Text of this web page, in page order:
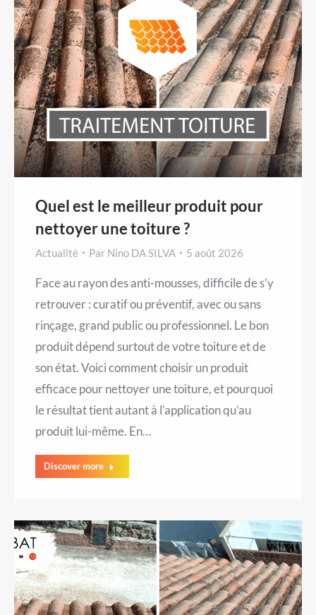
Quel est le meilleur produit pour
nettoyer une toiture ?
Actualité Par Nino DA SILVA 5 août 2026
Face au rayon des anti-mousses, difficile de s’y
retrouver : curatif ou préventif, avec ou sans
rinçage, grand public ou professionnel. Le bon
produit dépend surtout de votre toiture et de
son état. Voici comment choisir un produit
efficace pour nettoyer une toiture, et pourquoi
le résultat tient autant à l’application qu’au
produit lui-même. En…
Discover more